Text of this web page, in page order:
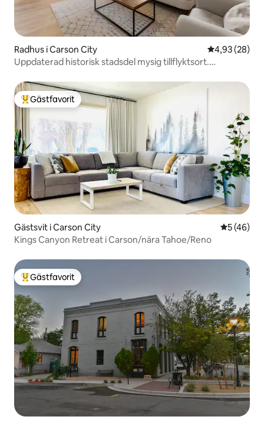
Radhus i Carson City 4,93 av 5 i
4,93 (28)
Uppdaterad historisk stadsdel mysig tillflyktsort.
Populär gästfavorit
Gästfavorit
Gästsvit i Carson City 5 av 5 i
5 (46)
Kings Canyon Retreat i Carson/nära Tahoe/Reno
Populär gästfavorit
Gästfavorit